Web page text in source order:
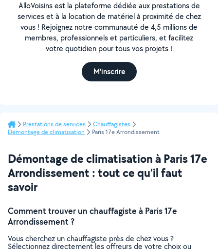
AlloVoisins est la plateforme dédiée aux prestations de
services et à la location de matériel à proximité de chez
vous ! Rejoignez notre communauté de 4,5 millions de
membres, professionnels et particuliers, et facilitez
votre quotidien pour tous vos projets !
M'inscrire
Prestations de services
Chauffagistes
Démontage de climatisation
Paris 17e Arrondissement
Démontage de climatisation à Paris 17e
Arrondissement : tout ce qu’il faut
savoir
Comment trouver un chauffagiste à Paris 17e
Arrondissement ?
Vous cherchez un chauffagiste près de chez vous ?
Sélectionnez directement les offreurs de votre choix ou